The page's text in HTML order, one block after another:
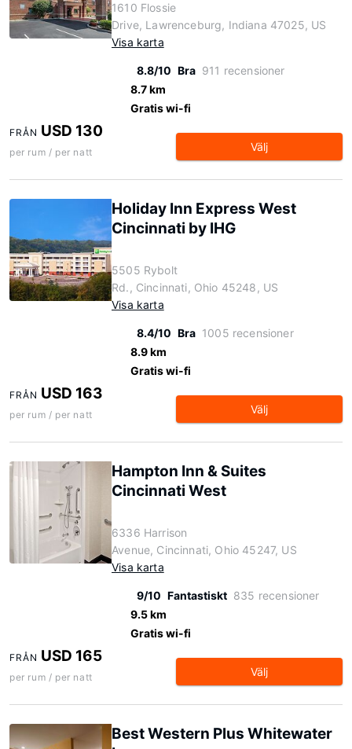
1610 Flossie
Drive, Lawrenceburg, Indiana 47025, US
Visa karta
8.8/10 Bra 911 recensioner
8.7 km
Gratis wi-fi
FRÅN USD 130
per rum / per natt Välj
Holiday Inn Express West
Cincinnati by IHG
5505 Rybolt
Rd., Cincinnati, Ohio 45248, US
Visa karta
8.4/10 Bra 1005 recensioner
8.9 km
Gratis wi-fi
FRÅN USD 163
per rum / per natt Välj
Hampton Inn & Suites
Cincinnati West
6336 Harrison
Avenue, Cincinnati, Ohio 45247, US
Visa karta
9/10 Fantastiskt 835 recensioner
9.5 km
Gratis wi-fi
FRÅN USD 165
per rum / per natt Välj
Best Western Plus Whitewater